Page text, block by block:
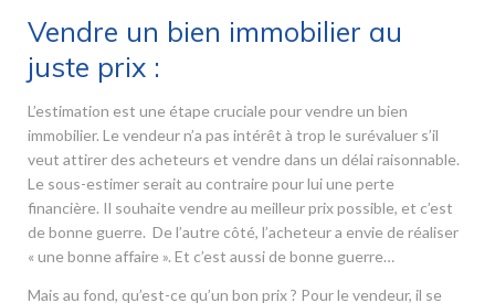
Vendre un bien immobilier au
juste prix :
L’estimation est une étape cruciale pour vendre un bien
immobilier. Le vendeur n’a pas intérêt à trop le surévaluer s’il
veut attirer des acheteurs et vendre dans un délai raisonnable.
Le sous-estimer serait au contraire pour lui une perte
financière. Il souhaite vendre au meilleur prix possible, et c’est
de bonne guerre. De l’autre côté, l’acheteur a envie de réaliser
« une bonne affaire ». Et c’est aussi de bonne guerre…
Mais au fond, qu’est-ce qu’un bon prix ? Pour le vendeur, il se